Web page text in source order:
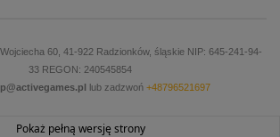
60, 41-922 Radzionków, śląskie NIP: 645-241-94-
33 REGON: 240545854
lub zadzwoń +48796521697
Pokaż pełną wersję strony